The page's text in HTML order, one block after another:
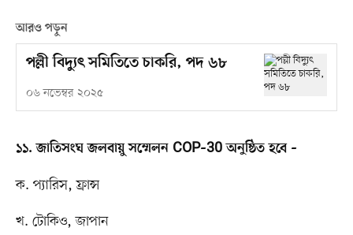
আরও পড়ুন
পল্লী বিদ্যুৎ সমিতিতে চাকরি, পদ ৬৮
০৬ নভেম্বর ২০২৫
১১. জাতিসংঘ জলবায়ু সম্মেলন COP–30 অনুষ্ঠিত হবে –
ক. প্যারিস, ফ্রান্স
খ. টোকিও, জাপান